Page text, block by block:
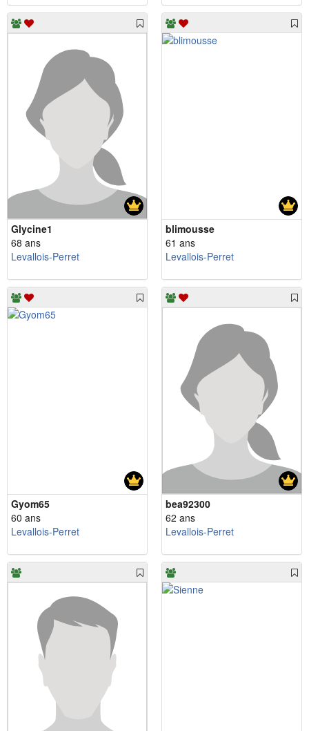
Glycine1
68 ans
Levallois-Perret
blimousse
61 ans
Levallois-Perret
Gyom65
60 ans
Levallois-Perret
bea92300
62 ans
Levallois-Perret